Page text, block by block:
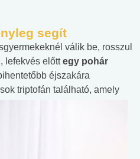
segít
válik be, rosszul
lefekvés előttegy pohár
éjszakára
triptofán található, amely